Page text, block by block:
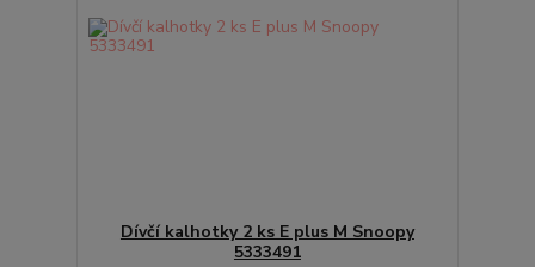
Dívčí kalhotky 2 ks E plus M Snoopy
5333491